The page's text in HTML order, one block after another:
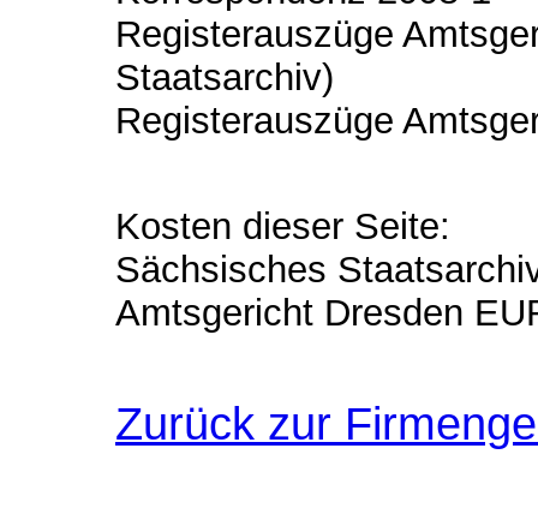
Registerauszüge
Staatsarchiv)
Registerauszüge
Kosten dieser Seite:
Sächsisches
Amtsgericht Dresden
Zurück zur